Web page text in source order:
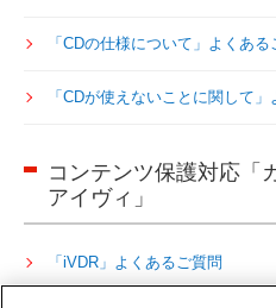
「CDの仕様について」よくある
「CDが使えないことに関して
コンテンツ保護対応「
アイヴィ」
「iVDR」よくあるご質問